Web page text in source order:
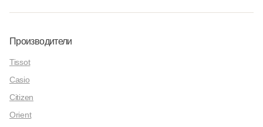
Производители
Tissot
Casio
Citizen
Orient